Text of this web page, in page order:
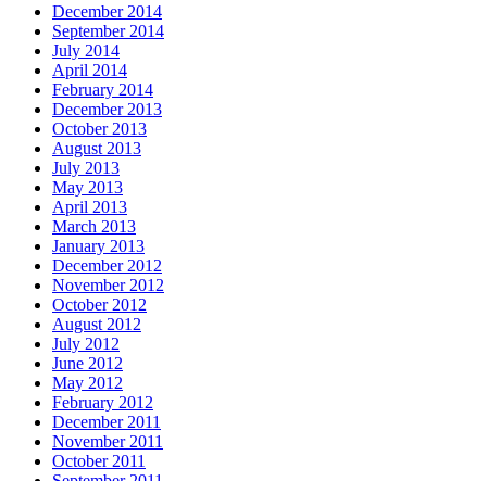
December 2014
September 2014
July 2014
April 2014
February 2014
December 2013
October 2013
August 2013
July 2013
May 2013
April 2013
March 2013
January 2013
December 2012
November 2012
October 2012
August 2012
July 2012
June 2012
May 2012
February 2012
December 2011
November 2011
October 2011